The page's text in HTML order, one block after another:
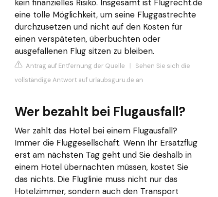
kein finanzielles Risiko. Insgesamt ist Flugrecht.de
eine tolle Möglichkeit, um seine Fluggastrechte
durchzusetzen und nicht auf den Kosten für
einen verspäteten, überbuchten oder
ausgefallenen Flug sitzen zu bleiben.
Antrag auf Entfernung der Quelle | Sehen Sie sich die
vollständige Antwort auf urlaubsguru.de an
Wer bezahlt bei Flugausfall?
Wer zahlt das Hotel bei einem Flugausfall?
Immer die Fluggesellschaft. Wenn Ihr Ersatzflug
erst am nächsten Tag geht und Sie deshalb in
einem Hotel übernachten müssen, kostet Sie
das nichts. Die Fluglinie muss nicht nur das
Hotelzimmer, sondern auch den Transport